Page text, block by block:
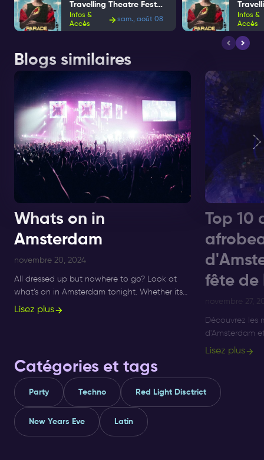
Travelling Theatre Festival
Infos &
Accès
sam., août 08
Infos &
Accès
Blogs similaires
Whats on in
Amsterdam
novembre 20, 2024
All dressed up but nowhere to go? Look at
what’s on in Amsterdam tonight. Whether its
Sunday, Monday or Saturday- there is always
Lisez plus
Top 10
fête de
novembre 27,
Découvrez les
d'Amsterdam
l'Amapiano.
Lisez plus
Catégories et tags
Party Techno Red Light Disctrict
New Years Eve Latin